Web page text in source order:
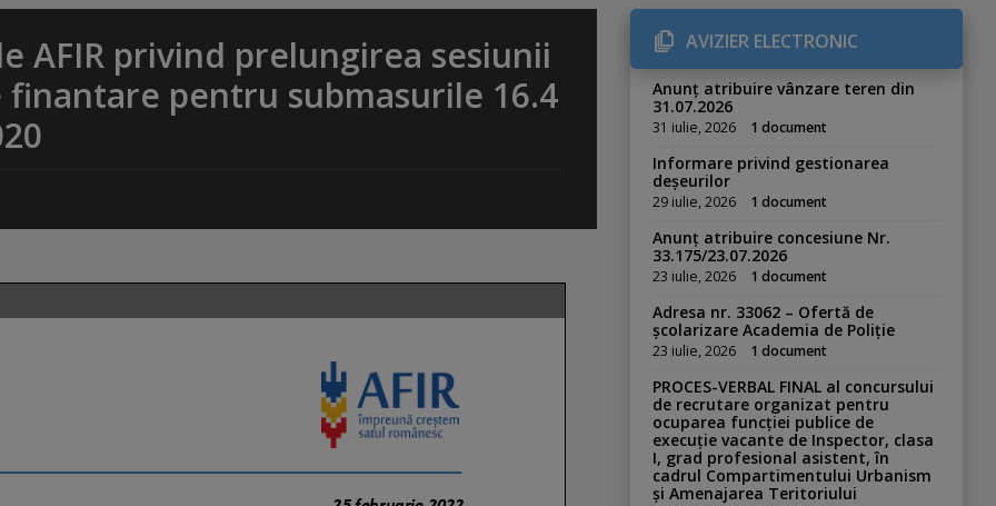
AFIR privind prelungirea sesiunii
pentru submasurile 16.4
AVIZIER ELECTRONIC
Anunț atribuire vânzare teren din
31.07.2026
31 iulie, 2026 1 document
Informare privind gestionarea
deșeurilor
29 iulie, 2026 1 document
Anunț atribuire concesiune Nr.
33.175/23.07.2026
23 iulie, 2026 1 document
Adresa nr. 33062 – Ofertă de
școlarizare Academia de Poliție
23 iulie, 2026 1 document
PROCES-VERBAL FINAL al concursului
de recrutare organizat pentru
ocuparea funcției publice de
execuție vacante de Inspector, clasa
I, grad profesional asistent, în
cadrul Compartimentului Urbanism
și Amenajarea Teritoriului